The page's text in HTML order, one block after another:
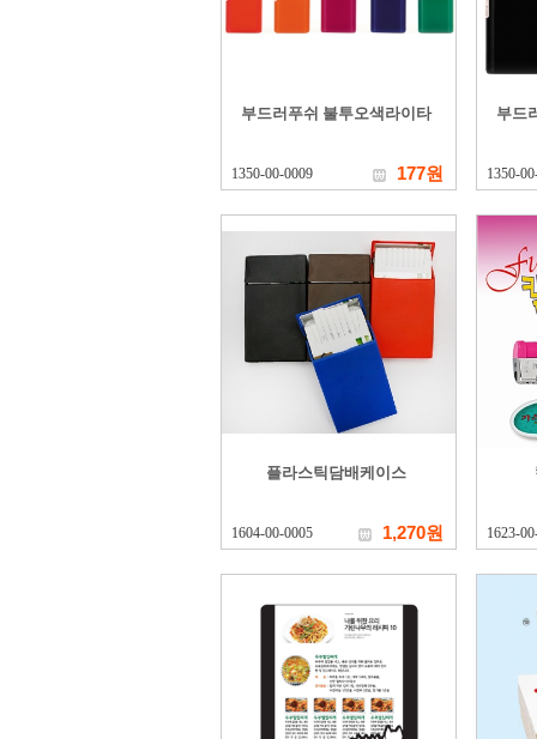
부드러푸쉬 불투오색라이타
1350-00-0009 177원
부드
1350-
플라스틱담배케이스
1604-00-0005 1,270원 1623-